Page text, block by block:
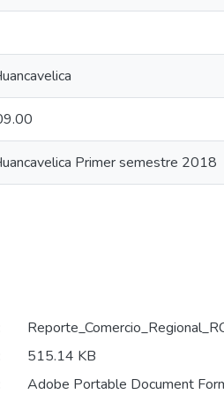
Primer semestre 2018
515.14 KB
Adobe Portable Document